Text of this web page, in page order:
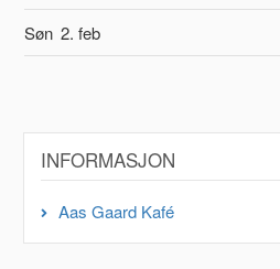
Søn 2. feb
INFORMASJON
Aas Gaard Kafé